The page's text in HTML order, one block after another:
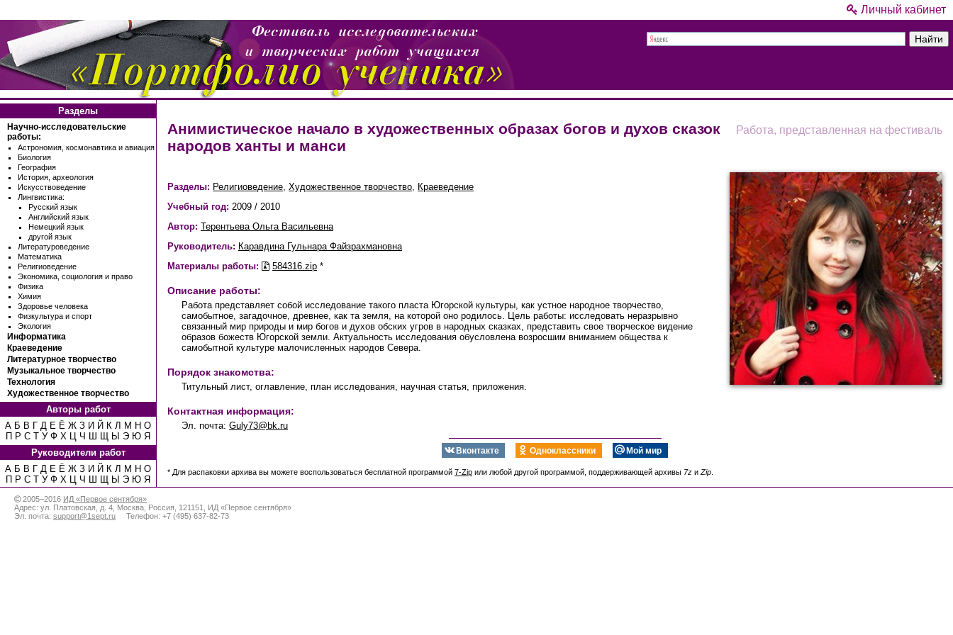
Личный кабинет
Разделы
Научно-исследовательские
работы:
Астрономия, космонавтика и авиация
Биология
География
История, археология
Искусствоведение
Лингвистика:
Русский язык
Английский язык
Немецкий язык
другой язык
Литературоведение
Математика
Религиоведение
Экономика, социология и право
Физика
Химия
Здоровье человека
Физкультура и спорт
Экология
Информатика
Краеведение
Литературное творчество
Музыкальное творчество
Технология
Художественное творчество
Авторы работ
А Б В Г Д Е Ё Ж З И Й К Л М Н О
П Р С Т У Ф Х Ц Ч Ш Щ Ы Э Ю Я
Руководители работ
А Б В Г Д Е Ё Ж З И Й К Л М Н О
П Р С Т У Ф Х Ц Ч Ш Щ Ы Э Ю Я
Работа, представленная на фестиваль
Анимистическое начало в художественных образах богов и духов сказок
народов ханты и манси
Разделы: Религиоведение Художественное творчество
Краеведение
Учебный год: 2009 / 2010
Автор: Терентьева Ольга Васильевна
Руководитель: Каравдина Гульнара Файзрахмановна
Материалы работы:
584316.zip *
Описание работы:
Работа представляет собой исследование такого пласта Югорской культуры, как устное народное творчество,
самобытное, загадочное, древнее, как та земля, на которой оно родилось. Цель работы: исследовать неразрывно
связанный мир природы и мир богов и духов обских угров в народных сказках, представить свое творческое видение
образов божеств Югорской земли. Актуальность исследования обусловлена возросшим вниманием общества к
самобытной культуре малочисленных народов Севера.
Порядок знакомства:
Титульный лист, оглавление, план исследования, научная статья, приложения.
Контактная информация:
Эл. почта: Guly73@bk.ru
Вконтакте Одноклассники Мой мир
* Для распаковки архива вы можете воспользоваться бесплатной программой 7-Zip или любой другой программой, поддерживающей архивы 7z иZip.
2005–2016 ИД «Первое сентября»
Адрес: ул. Платовская, д. 4 Москва Россия 121151
ИД «Первое сентября»
Эл. почта: support@1sept.ru Телефон: +7 (495) 637-82-73